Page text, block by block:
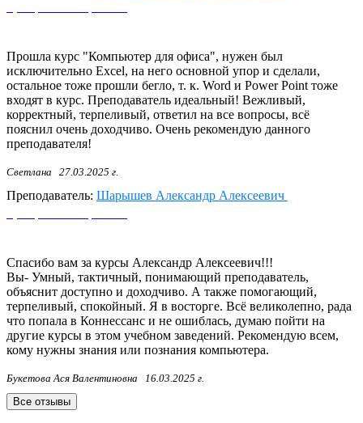
Прошла курс "Компьютер для офиса", нужен был
исключительно Excel, на него основной упор и сделали,
остальное тоже прошли бегло, т. к. Word и Power Point тоже
входят в курс. Преподаватель идеальный! Вежливый,
корректный, терпеливый, ответил на все вопросы, всё
пояснил очень доходчиво. Очень рекомендую данного
преподавателя!
Светлана 27.03.2025 г.
Преподаватель: Шарышев Александр Алексеевич
Спасибо вам за курсы Александр Алексеевич!!!
Вы- Умный, тактичный, понимающий преподаватель,
объяснит доступно и доходчиво. А также помогающий,
терпеливый, спокойный. Я в восторге. Всё великолепно, рада
что попала в Коннессанс и не ошиблась, думаю пойти на
другие курсы в этом учебном заведений. Рекомендую всем,
кому нужны знания или познания компьютера.
Букетова Ася Валентиновна 16.03.2025 г.
Все отзывы